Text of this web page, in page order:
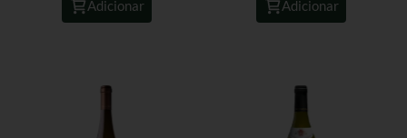
Adicionar Adicionar